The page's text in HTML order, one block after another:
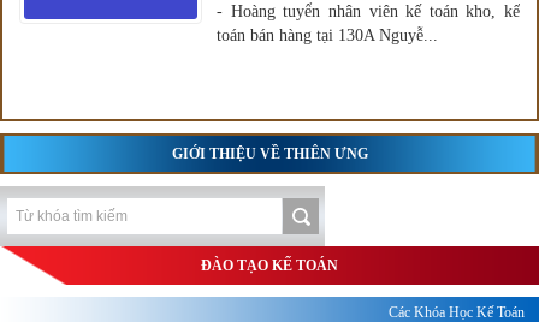
- Hoàng tuyển nhân viên kế toán kho, kế
toán bán hàng tại 130A Nguyễ...
GIỚI THIỆU VỀ THIÊN ƯNG
ĐÀO TẠO KẾ TOÁN
Các Khóa Học Kế Toán